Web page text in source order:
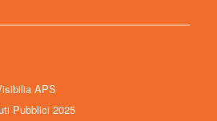
APS
Pubblici 2025